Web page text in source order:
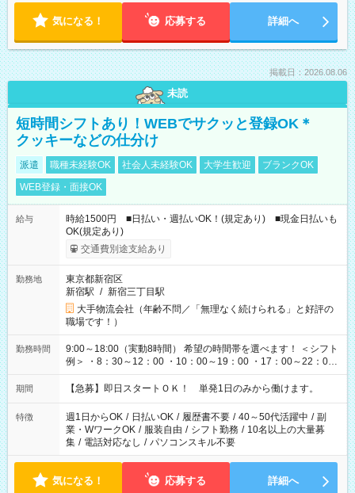
気になる！ 応募する 詳細へ
掲載日：2026.08.06
未読
短時間シフトあり！WEBでサクッと登録OK＊
クッキーなどの仕分け
派遣 職種未経験OK 社会人未経験OK 大学生歓迎
ブランクOK
WEB登録・面接OK
給与
時給1500円 ■日払い・週払いOK！(規定あり) ■現金日払いも
OK(規定あり)
交通費別途支給あり
勤務地
東京都新宿区
新宿駅 / 新宿三丁目駅
大手物流会社（年齢不問／「無理なく続けられる」と好評の
職場です！）
勤務時間
9:00～18:00（実動8時間） 希望の時間帯を選べます！ ＜シフト
例＞ ・8：30～12：00 ・10：00～19：00 ・17：00～22：00
・13：00～22：00 ・22：00～翌6：00 など
期間 【急募】即日スタートＯＫ！ 単発1日のみから働けます。
特徴 週1日からOK / 日払いOK / 履歴書不要 / 40～50代活躍中 / 副
業・WワークOK / 服装自由 / シフト勤務 / 10名以上の大量募
集 / 電話対応なし / パソコンスキル不要
気になる！ 応募する 詳細へ